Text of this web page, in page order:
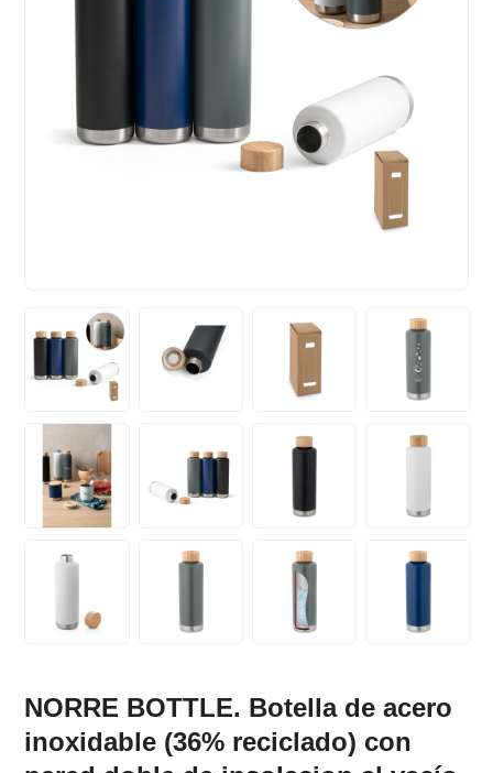
NORRE BOTTLE. Botella de acero
inoxidable (36% reciclado) con